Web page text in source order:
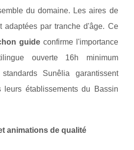
du domaine. Les aires de
adaptées par tranche d'âge. Ce
guide confirme l'importance
ouverte 16h minimum
Sunêlia garantissent
leurs établissements du Bassin
animations de qualité